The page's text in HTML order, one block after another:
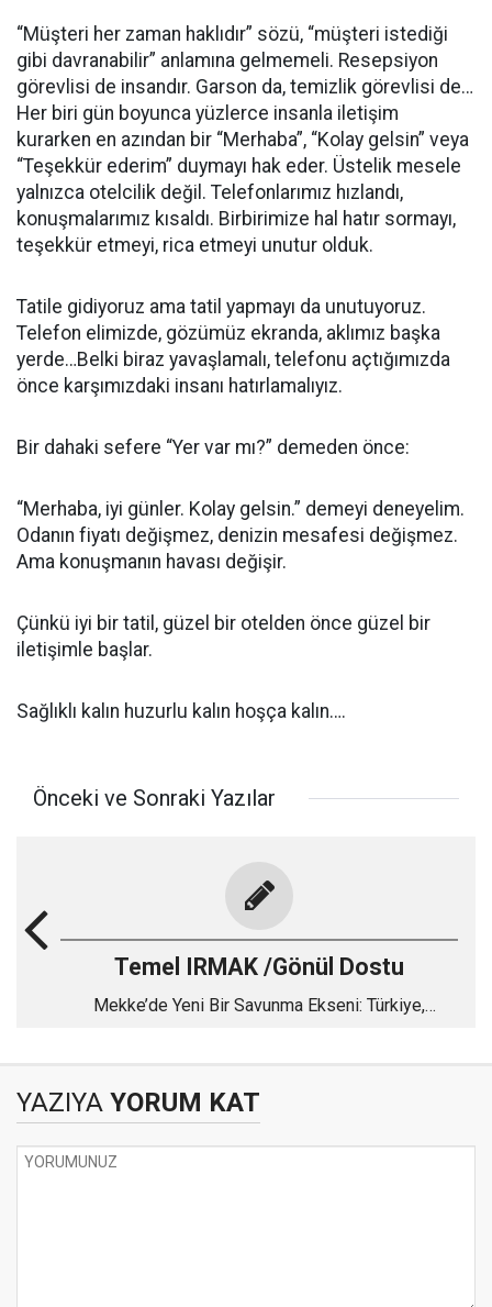
“Müşteri her zaman haklıdır” sözü, “müşteri istediği
gibi davranabilir” anlamına gelmemeli. Resepsiyon
görevlisi de insandır. Garson da, temizlik görevlisi de…
Her biri gün boyunca yüzlerce insanla iletişim
kurarken en azından bir “Merhaba”, “Kolay gelsin” veya
“Teşekkür ederim” duymayı hak eder. Üstelik mesele
yalnızca otelcilik değil. Telefonlarımız hızlandı,
konuşmalarımız kısaldı. Birbirimize hal hatır sormayı,
teşekkür etmeyi, rica etmeyi unutur olduk.
Tatile gidiyoruz ama tatil yapmayı da unutuyoruz.
Telefon elimizde, gözümüz ekranda, aklımız başka
yerde…Belki biraz yavaşlamalı, telefonu açtığımızda
önce karşımızdaki insanı hatırlamalıyız.
Bir dahaki sefere “Yer var mı?” demeden önce:
“Merhaba, iyi günler. Kolay gelsin.” demeyi deneyelim.
Odanın fiyatı değişmez, denizin mesafesi değişmez.
Ama konuşmanın havası değişir.
Çünkü iyi bir tatil, güzel bir otelden önce güzel bir
iletişimle başlar.
Sağlıklı kalın huzurlu kalın hoşça kalın….
Önceki ve Sonraki Yazılar
Temel IRMAK /Gönül Dostu
Mekke’de Yeni Bir Savunma Ekseni: Türkiye,
YAZIYA YORUM KAT